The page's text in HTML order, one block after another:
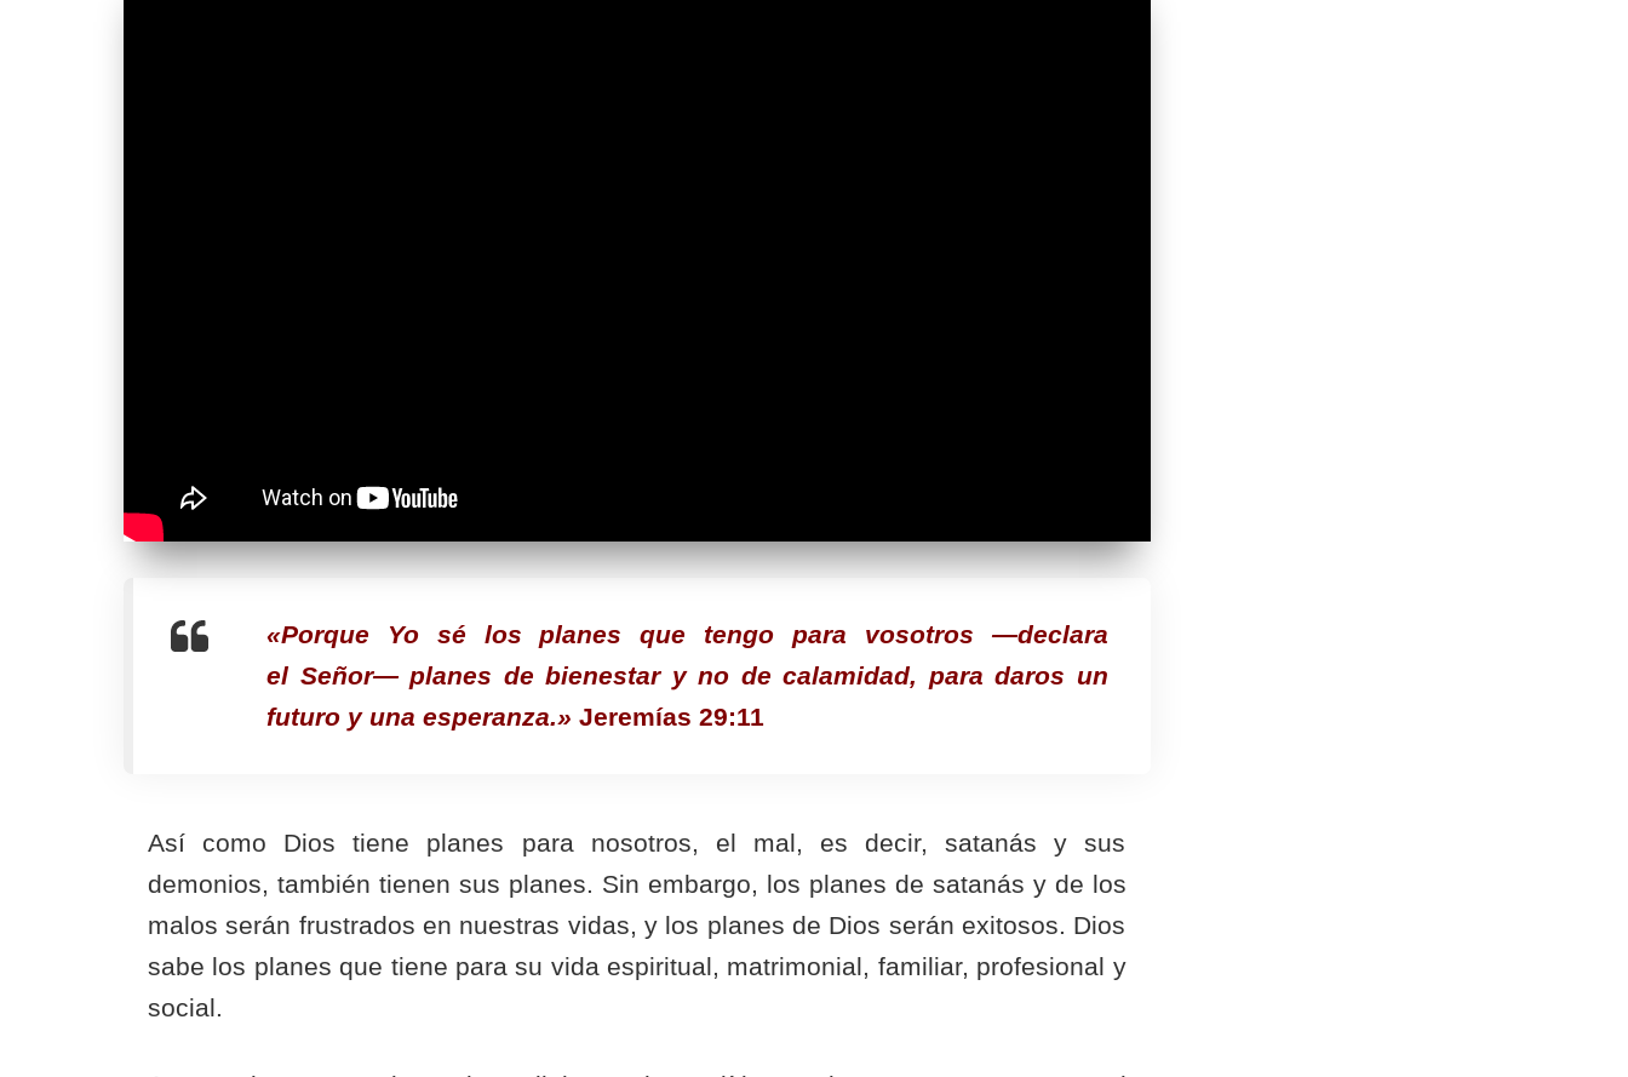
«Porque Yo sé los planes que tengo para vosotros —declara
el Señor— planes de bienestar y no de calamidad, para daros un
futuro y una esperanza.» Jeremías 29:11
Así como Dios tiene planes para nosotros, el mal, es decir, satanás y sus
demonios, también tienen sus planes. Sin embargo, los planes de satanás y de los
malos serán frustrados en nuestras vidas, y los planes de Dios serán exitosos. Dios
sabe los planes que tiene para su vida espiritual, matrimonial, familiar, profesional y
social.